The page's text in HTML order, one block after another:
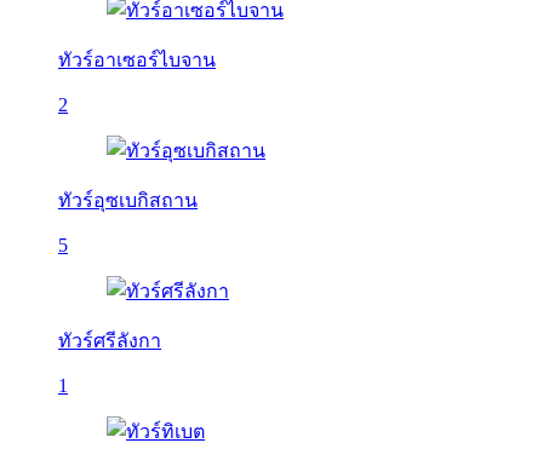
ทัวร์อาเซอร์ไบจาน
2
ทัวร์อุซเบกิสถาน
5
ทัวร์ศรีลังกา
1